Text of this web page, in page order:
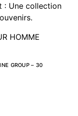
: Une collection
HOMME
GROUP – 30